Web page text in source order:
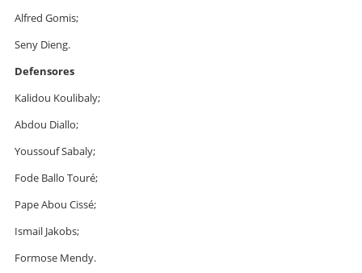
Alfred Gomis;
Seny Dieng.
Defensores
Kalidou Koulibaly;
Abdou Diallo;
Youssouf Sabaly;
Fode Ballo Touré;
Pape Abou Cissé;
Ismail Jakobs;
Formose Mendy.